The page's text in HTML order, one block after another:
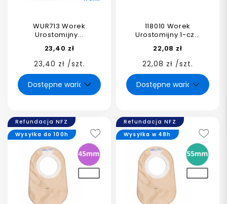
WUR713 Worek
Urostomijny...
23,40 zł
23,40 zł /szt.
118010 Worek
Urostomijny 1-cz...
22,08 zł
22,08 zł /szt.
Refundacja NFZ
Wysyłka do 100h
Refundacja NFZ
Wysyłka w 48h